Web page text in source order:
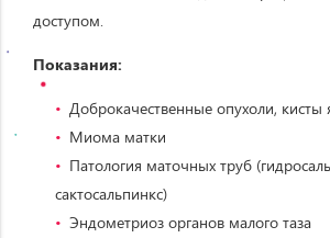
доступом.
Показания:
Доброкачественные опухоли, кисты
Миома матки
Патология маточных труб
сактосальпинкс)
Эндометриоз органов малого таза